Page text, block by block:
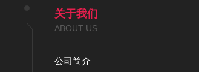
关于我们
ABOUT US
公司简介